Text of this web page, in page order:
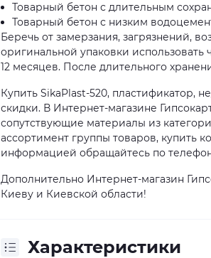
Товарный бетон с длительным
Товарный бетон с низким
Беречь от замерзания, загрязнений,
оригинальной упаковки
12 месяцев. После длительного
Купить SikaPlast-520, пластификатор,
скидки. В Интернет-магазине
сопутствующие материалы из
ассортимент группы товаров, купить
информацией обращайтесь по
Дополнительно Интернет-магазин
Киеву и Киевской области!
Характеристики